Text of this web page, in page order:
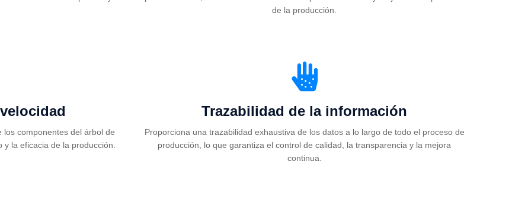
de la producción.
componentes del árbol de
la eficacia de la producción.
Trazabilidad de la información
Proporciona una trazabilidad exhaustiva de los datos a lo largo de todo el proceso de
producción, lo que garantiza el control de calidad, la transparencia y la mejora
continua.